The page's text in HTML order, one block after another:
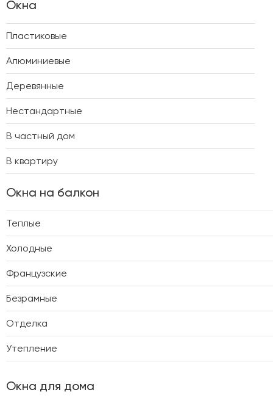
Окна
Пластиковые
Алюминиевые
Деревянные
Нестандартные
В частный дом
В квартиру
Окна на балкон
Теплые
Холодные
Французские
Безрамные
Отделка
Утепление
Окна для дома